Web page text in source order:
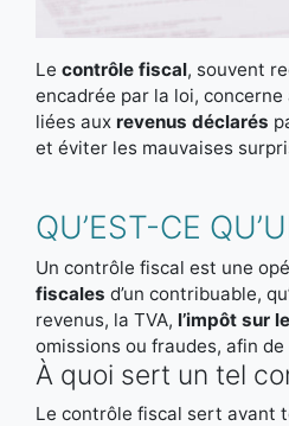
Le contrôle fiscal, souvent
encadrée par la loi,
liées aux revenus déclarés
et éviter les mauvaises
QU’EST-CE
Un contrôle fiscal est une
fiscales d’un contribuable,
revenus, la TVA, l’impôt sur
omissions ou fraudes, afin
À quoi sert un tel
Le contrôle fiscal sert avant